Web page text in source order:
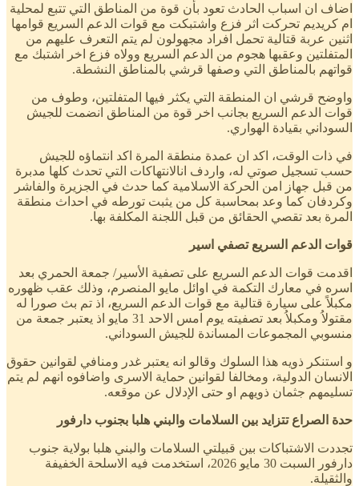
اضاف ان اسباب الحادث تعود بأن قوة من المناطق التي تتبع لمحلية
ام كريديم تحركت اثر فزع واشتبكت مع قوات الدعم السريع قوامها
اثنين عربة قتالية تحمل افراد مجهولون لم يتم التعرف عليهم من
المتفلتين وعقبها هجوم من الدعم السريع وولاه فزع اخر اشتبك مع
قواتهم بالمناطق التي وصفها قرشي بالمناطق النشطة.
واوضح قرشي ان المنطقة التي يكثر فيها المتفلتين، وطوف من
قوات الدعم السريع بجانب اخر قوة من المناطق انضمت للجيش
السوداني بقيادة الهواري.
في ذات الوقت، اكد ان عمدة منطقة المرة اكد انتماؤه للجيش
حسب تسجيل صوتي له، واردف انالانتهاكات التي تحدث كلها مدبرة
من قبل جهاز امن الحركة الاسلامية كما حدث في الجزيرة والفاشر
وكردفان كما وعد بمحاسبة كل من يثبت تورطه في احداث منطقة
المرة بعد تقصي الحقائق من قبل اللجنة المكلفة بها.
قوات الدعم السريع تصفي اسير
اقدمت قوات الدعم السريع على تصفية الأسير/ جمعة الحمري بعد
اسره في معارك التكمة في اوائل مايو المنصرم، وذلك عقب ظهوره
مكبلاً على سيارة قتالية مع قوات الدعم السريع، اذ تم بث صورا له
مقتولاُ ومكبلاُ بعد تصفيته يوم امس الاحد 31 مايو اذ يعتبر جمعة من
منسوبي المجموعات المساندة للجيش السوداني.
و استنكر ذويه هذا السلوك وقالو انه يعتبر غدر ومنافي لقوانين حقوق
الانسان الدولية، ومخالفا لقوانين حماية الاسرى واضافوه انهم لم يتم
تسليمهم جثمان ذويهم او حتى الإدلال عن موقعه.
حدة الصراع تتزايد بين السلامات والبني هلبا بجنوب دارفور
تجددت الاشتباكات بين قبيلتي السلامات والبني هلبا بولاية جنوب
دارفور السبت 30 مايو 2026، استخدمت فيه الاسلحة الخفيفة
والثقيلة.